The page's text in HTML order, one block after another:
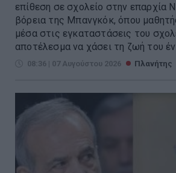
επίθεση σε σχολείο στην επαρχία
βόρεια της Μπανγκόκ, όπου
μέσα στις εγκαταστάσεις του
αποτέλεσμα να χάσει τη ζωή του
08:36 | 07 Αυγούστου 2026 Πλανήτης